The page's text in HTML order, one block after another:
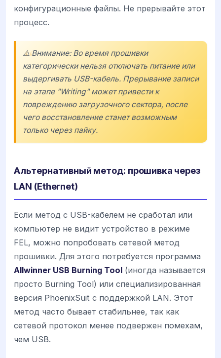
конфигурационные файлы. Не прерывайте этот
процесс.
⚠️ Внимание: Во время прошивки
категорически нельзя отключать питание или
выдергивать USB-кабель. Прерывание записи
на этапе "Writing" может привести к
повреждению загрузочного сектора, после
чего восстановление станет возможным
только через пайку.
Альтернативный метод: прошивка через
LAN (Ethernet)
Если метод с USB-кабелем не сработал или
компьютер не видит устройство в режиме
FEL, можно попробовать сетевой метод
прошивки. Для этого потребуется программа
Allwinner USB Burning Tool (иногда называется
просто Burning Tool) или специализированная
версия PhoenixSuit с поддержкой LAN. Этот
метод часто бывает стабильнее, так как
сетевой протокол менее подвержен помехам,
чем USB.